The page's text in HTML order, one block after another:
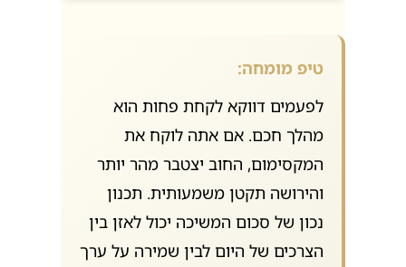
טיפ מומחה:
לפעמים דווקא לקחת פחות הוא
מהלך חכם. אם אתה לוקח את
המקסימום, החוב יצטבר מהר יותר
והירושה תקטן משמעותית. תכנון
נכון של סכום המשיכה יכול לאזן בין
הצרכים של היום לבין שמירה על ערך